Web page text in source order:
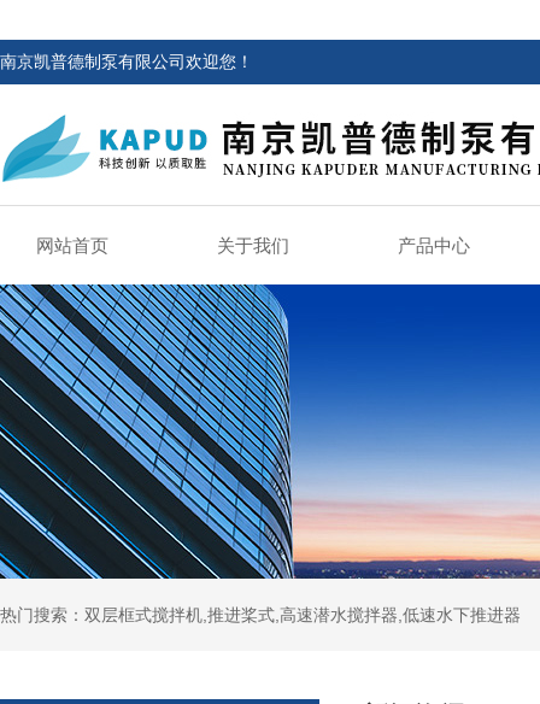
南京凯普德制泵有限公司欢迎您！
网站首页 关于我们 产品中心
热门搜索：双层框式搅拌机,推进桨式,高速潜水搅拌器,低速水下推进器